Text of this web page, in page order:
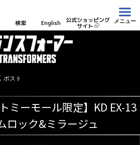
検索 English 公式ショッピング
サイト
メニュー
ミーモール限定】KD EX-13
ロック&ミラージュ